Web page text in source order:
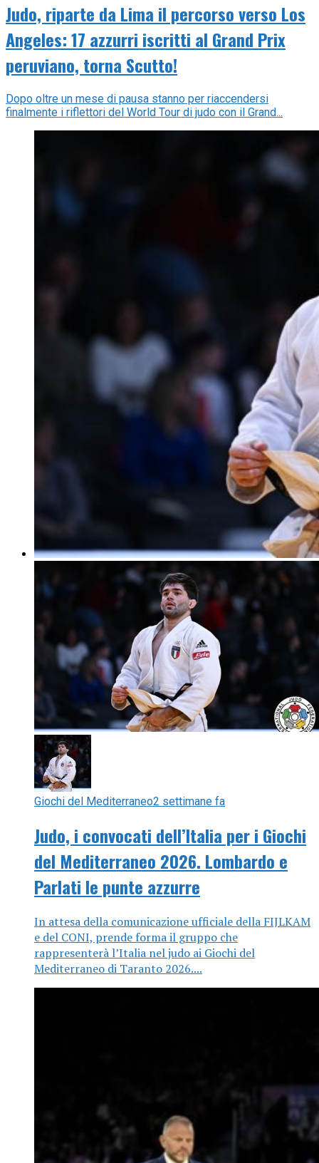
Judo, riparte da Lima il percorso verso Los
Angeles: 17 azzurri iscritti al Grand Prix
peruviano, torna Scutto!
Dopo oltre un mese di pausa stanno per riaccendersi
finalmente i riflettori del World Tour di judo con il Grand...
Giochi del Mediterraneo2 settimane fa
Judo, i convocati dell’Italia per i Giochi
del Mediterraneo 2026. Lombardo e
Parlati le punte azzurre
In attesa della comunicazione ufficiale della FIJLKAM
e del CONI, prende forma il gruppo che
rappresenterà l’Italia nel judo ai Giochi del
Mediterraneo di Taranto 2026....